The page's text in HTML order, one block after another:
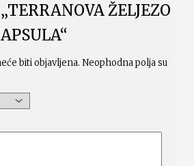
ŽELJEZO
biti objavljena. Neophodna polja su